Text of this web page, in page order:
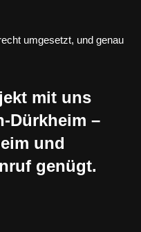
umgesetzt, und genau
mit uns
Dürkheim –
und
genügt.